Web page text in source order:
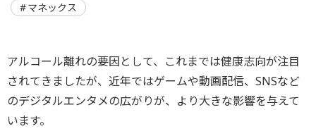
マネックス
アルコール離れの要因として、これまでは健康志向が注目
されてきましたが、近年ではゲームや動画配信、SNSなど
のデジタルエンタメの広がりが、より大きな影響を与えて
います。